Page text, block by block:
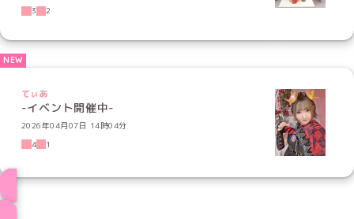
3
2
てぃあ
-イベント開催中-
2026年04月07日 14時04分
4
1